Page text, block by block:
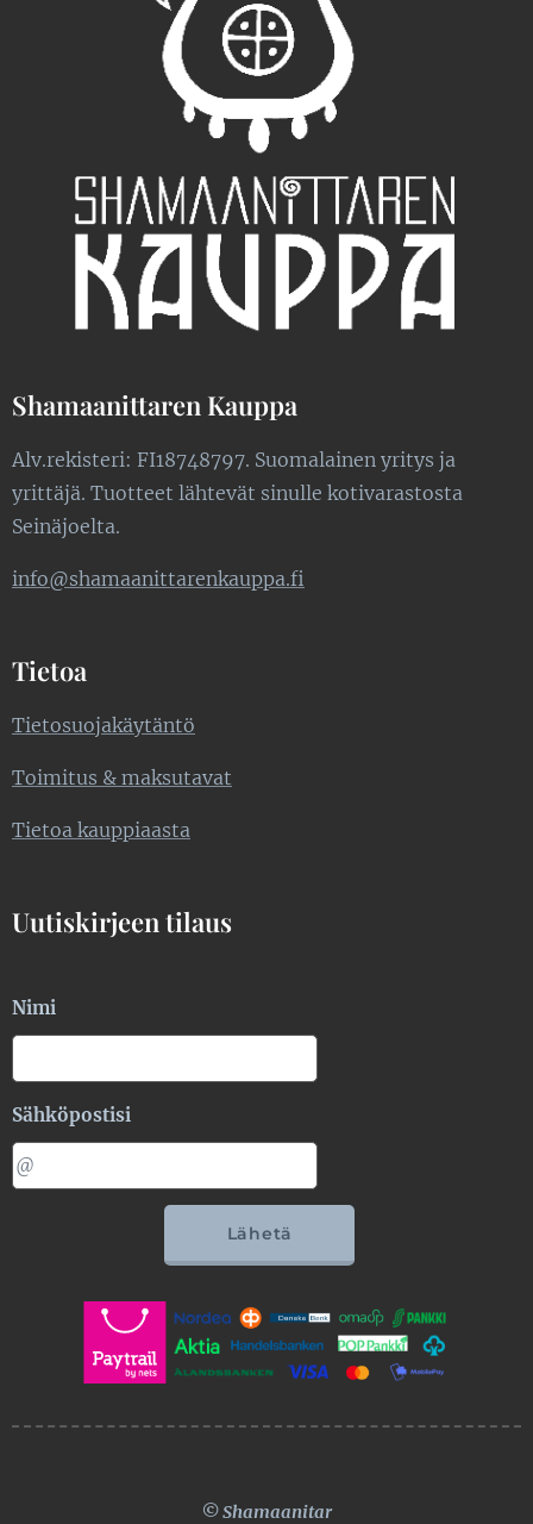
Shamaanittaren Kauppa
Alv.rekisteri: FI18748797. Suomalainen yritys ja
yrittäjä. Tuotteet lähtevät sinulle kotivarastosta
Seinäjoelta.
info@shamaanittarenkauppa.fi
Tietoa
Tietosuojakäytäntö
Toimitus & maksutavat
Tietoa kauppiaasta
Uutiskirjeen tilaus
Nimi
Sähköpostisi
Lähetä
© Shamaanitar